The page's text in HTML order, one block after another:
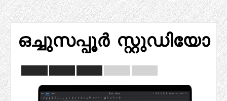
ഒച്ചുസപ്പൂർ സ്റ്റുഡിയോ